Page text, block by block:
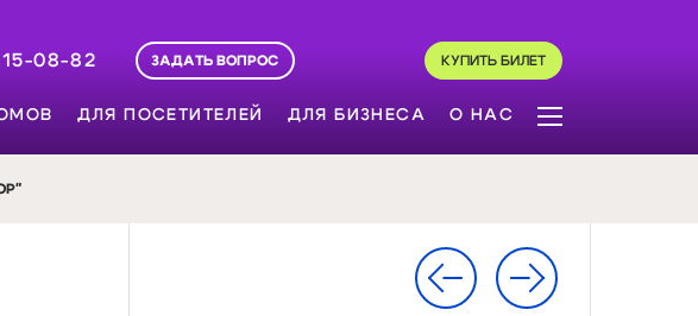
08-82
ЗАДАТЬ ВОПРОС КУПИТЬ БИЛЕТ
ДЛЯ ПОСЕТИТЕЛЕЙ ДЛЯ БИЗНЕСА О НАС